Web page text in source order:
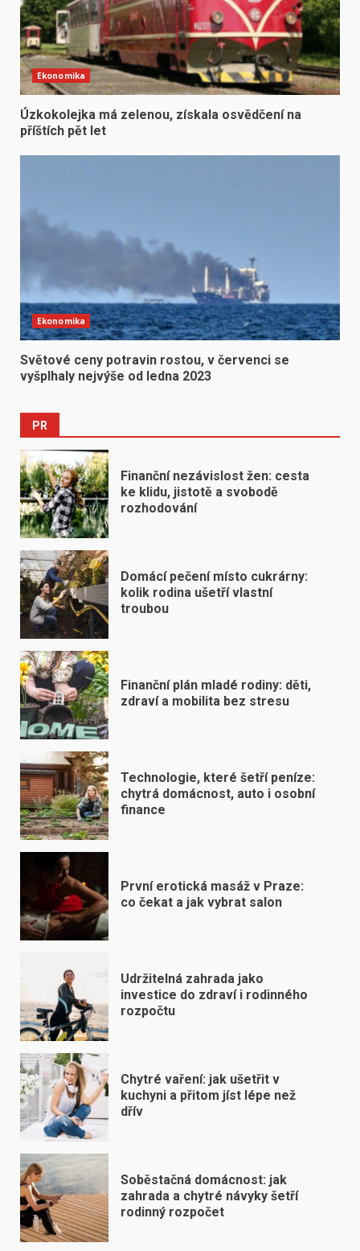
Ekonomika
Úzkokolejka má zelenou, získala osvědčení na
příštích pět let
Ekonomika
Světové ceny potravin rostou, v červenci se
vyšplhaly nejvýše od ledna 2023
PR
Finanční nezávislost žen: cesta
ke klidu, jistotě a svobodě
rozhodování
Domácí pečení místo cukrárny:
kolik rodina ušetří vlastní
troubou
Finanční plán mladé rodiny: děti,
zdraví a mobilita bez stresu
Technologie, které šetří peníze:
chytrá domácnost, auto i osobní
finance
První erotická masáž v Praze:
co čekat a jak vybrat salon
Udržitelná zahrada jako
investice do zdraví i rodinného
rozpočtu
Chytré vaření: jak ušetřit v
kuchyni a přitom jíst lépe než
dřív
Soběstačná domácnost: jak
zahrada a chytré návyky šetří
rodinný rozpočet